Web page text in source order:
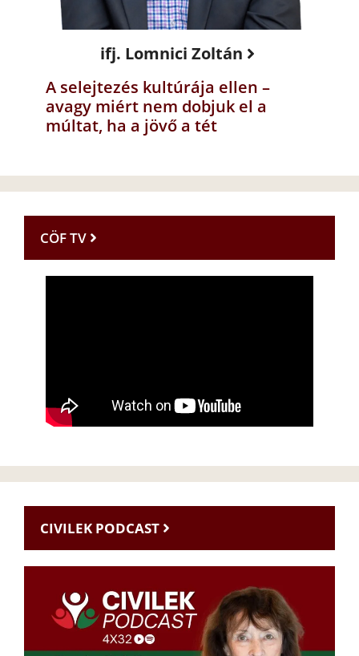
ifj. Lomnici Zoltán
A selejtezés kultúrája ellen –
avagy miért nem dobjuk el a
múltat, ha a jövő a tét
CÖF TV
CIVILEK PODCAST